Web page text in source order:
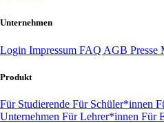
Unternehmen
Login Impressum FAQ AGB Presse
Produkt
Für Studierende Für Schüler*innen
Unternehmen Für Lehrer*innen Für